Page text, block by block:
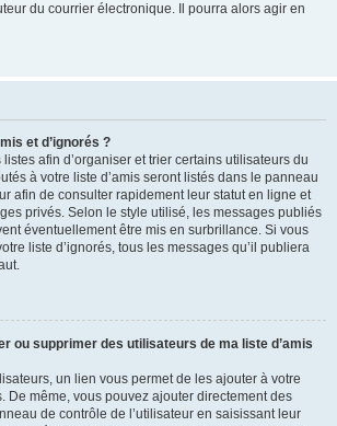
du courrier électronique. Il pourra alors agir en
et d’ignorés ?
afin d’organiser et trier certains utilisateurs du
à votre liste d’amis seront listés dans le panneau
afin de consulter rapidement leur statut en ligne et
privés. Selon le style utilisé, les messages publiés
éventuellement être mis en surbrillance. Si vous
liste d’ignorés, tous les messages qu’il publiera
ou supprimer des utilisateurs de ma liste d’amis
un lien vous permet de les ajouter à votre
De même, vous pouvez ajouter directement des
de contrôle de l’utilisateur en saisissant leur